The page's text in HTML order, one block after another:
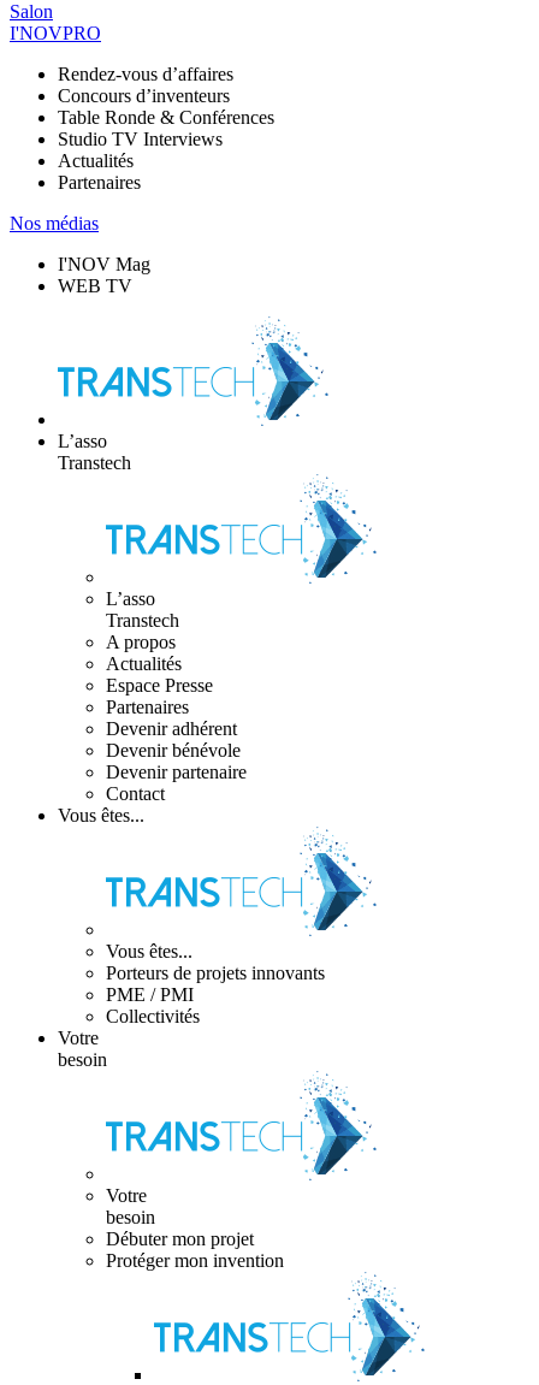
Salon
I'NOVPRO
Rendez-vous d’affaires
Concours d’inventeurs
Table Ronde & Conférences
Studio TV Interviews
Actualités
Partenaires
Nos médias
I'NOV Mag
WEB TV
L’asso
Transtech
L’asso
Transtech
A propos
Actualités
Espace Presse
Partenaires
Devenir adhérent
Devenir bénévole
Devenir partenaire
Contact
Vous êtes...
Vous êtes...
Porteurs de projets innovants
PME / PMI
Collectivités
Votre
besoin
Votre
besoin
Débuter mon projet
Protéger mon invention